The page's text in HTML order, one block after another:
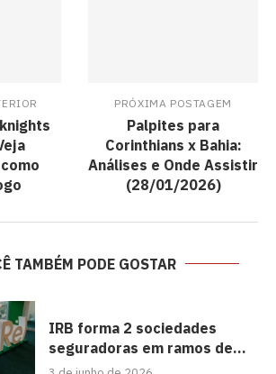
PRÓXIMA POSTAGEM
Palpites para
Corinthians x Bahia:
Análises e Onde Assistir
(28/01/2026)
TAMBÉM PODE GOSTAR
IRB forma 2 sociedades
seguradoras em ramos de...